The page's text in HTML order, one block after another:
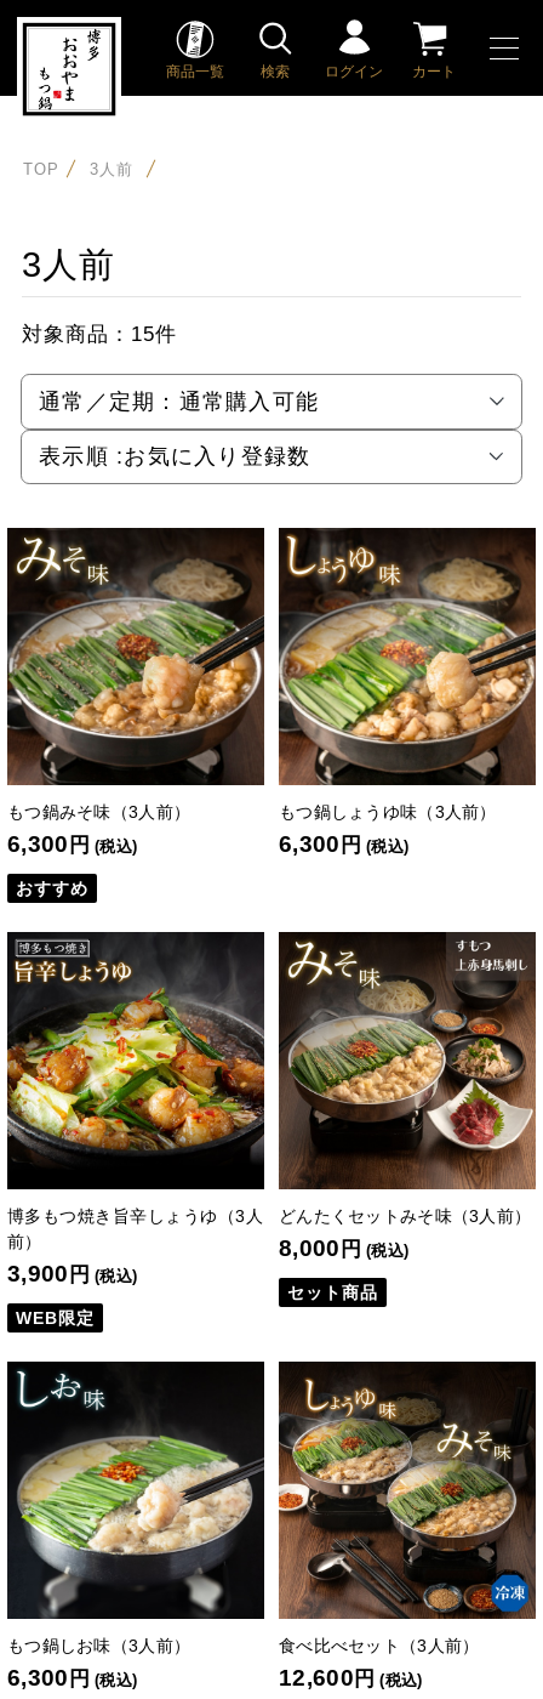
商品一覧 検索 ログイン カート
TOP 3人前
3人前
対象商品： 15件
通常／定期： 通常購入可能
表示順 :お気に入り登録数
もつ鍋みそ味（3人前）
6,300 円 (税込)
おすすめ
もつ鍋しょうゆ味（3人前）
6,300 円 (税込)
博多もつ焼き旨辛しょうゆ（3人
前）
3,900 円 (税込)
WEB限定
どんたくセットみそ味（3人前）
8,000 円 (税込)
セット商品
もつ鍋しお味（3人前）
6,300 円 (税込)
食べ比べセット（3人前）
12,600 円 (税込)